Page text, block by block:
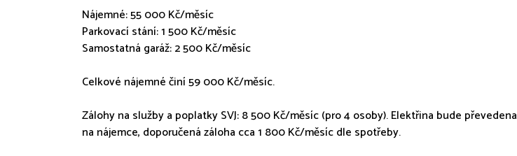
Nájemné: 55 000 Kč/měsíc
Parkovací stání: 1 500 Kč/měsíc
Samostatná garáž: 2 500 Kč/měsíc
Celkové nájemné činí 59 000 Kč/měsíc.
Zálohy na služby a poplatky SVJ: 8 500 Kč/měsíc (pro 4 osoby). Elektřina bude převedena
na nájemce, doporučená záloha cca 1 800 Kč/měsíc dle spotřeby.